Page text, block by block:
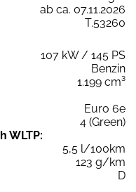
ab ca. 07.11.2026
T.53260
107 kW / 145 PS
Benzin
1.199 cm³
Euro 6e
4 (Green)
WLTP:
5,5 l/100km
123 g/km
D